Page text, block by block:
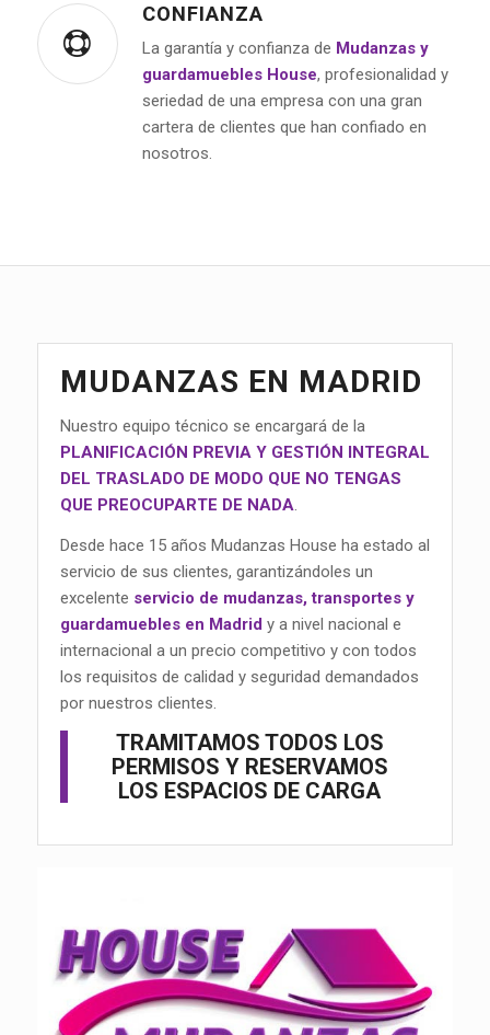
CONFIANZA
La garantía y confianza de Mudanzas y
guardamuebles House, profesionalidad y
seriedad de una empresa con una gran
cartera de clientes que han confiado en
nosotros.
MUDANZAS EN MADRID
Nuestro equipo técnico se encargará de la
PLANIFICACIÓN PREVIA Y GESTIÓN INTEGRAL
DEL TRASLADO DE MODO QUE NO TENGAS
QUE PREOCUPARTE DE NADA.
Desde hace 15 años Mudanzas House ha estado al
servicio de sus clientes, garantizándoles un
excelente servicio de mudanzas, transportes y
guardamuebles en Madridy a nivel nacional e
internacional a un precio competitivo y con todos
los requisitos de calidad y seguridad demandados
por nuestros clientes.
TRAMITAMOS TODOS LOS
PERMISOS Y RESERVAMOS
LOS ESPACIOS DE CARGA